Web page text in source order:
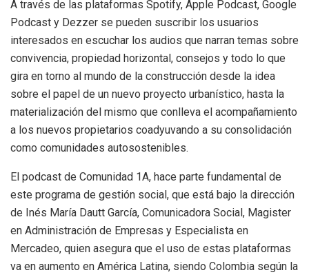
A través de las plataformas Spotify, Apple Podcast, Google
Podcast y Dezzer se pueden suscribir los usuarios
interesados en escuchar los audios que narran temas sobre
convivencia, propiedad horizontal, consejos y todo lo que
gira en torno al mundo de la construcción desde la idea
sobre el papel de un nuevo proyecto urbanístico, hasta la
materialización del mismo que conlleva el acompañamiento
a los nuevos propietarios coadyuvando a su consolidación
como comunidades autosostenibles.
El podcast de Comunidad 1A, hace parte fundamental de
este programa de gestión social, que está bajo la dirección
de Inés María Dautt García, Comunicadora Social, Magister
en Administración de Empresas y Especialista en
Mercadeo, quien asegura que el uso de estas plataformas
va en aumento en América Latina, siendo Colombia según la